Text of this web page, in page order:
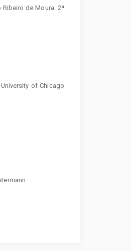
Ribeiro de Moura. 2ª
of Chicago